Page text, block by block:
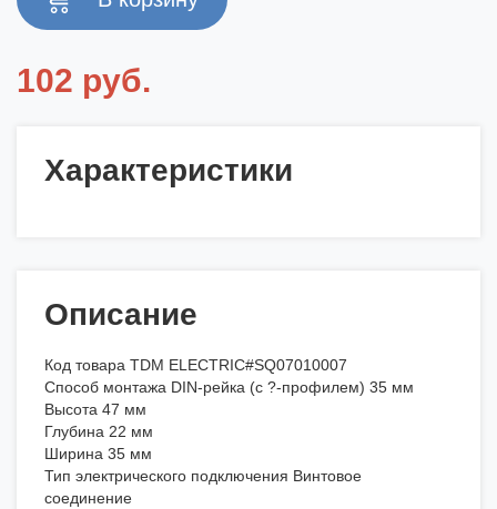
102 руб.
Характеристики
Описание
Код товара TDM ELECTRIC#SQ07010007
Способ монтажа DIN-рейка (с ?-профилем) 35 мм
Высота 47 мм
Глубина 22 мм
Ширина 35 мм
Тип электрического подключения Винтовое
соединение